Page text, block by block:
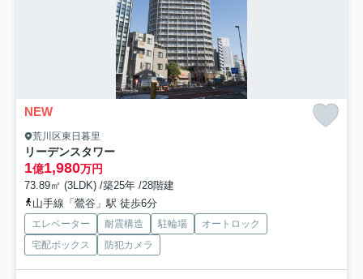
NEW
荒川区東日暮里
リーデンスタワー
1億1,980万円
73.89㎡ (3LDK) /築25年 /28階建
山手線「鶯谷」駅 徒歩6分
エレベーター 耐震構造 駐輪場
オートロック
宅配ボックス
防犯カメラ